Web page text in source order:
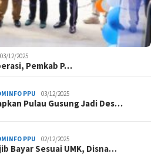
03/12/2025
Pemkab P…
PPU 03/12/2025
Pulau Gusung Jadi Des…
PPU 02/12/2025
Bayar Sesuai UMK, Disna…